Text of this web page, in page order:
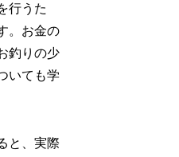
行うた
。お金の
釣りの少
いても学
と、実際